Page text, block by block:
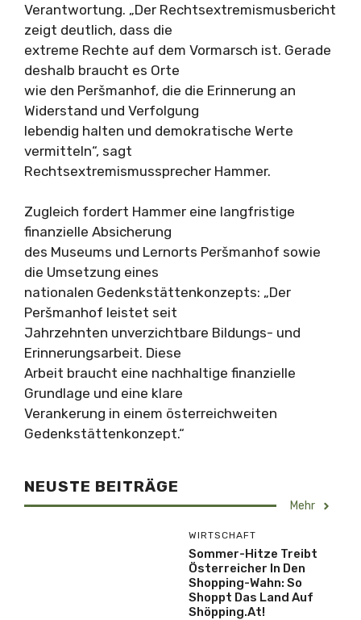
Verantwortung. „Der Rechtsextremismusbericht
zeigt deutlich, dass die
extreme Rechte auf dem Vormarsch ist. Gerade
deshalb braucht es Orte
wie den Peršmanhof, die die Erinnerung an
Widerstand und Verfolgung
lebendig halten und demokratische Werte
vermitteln“, sagt
Rechtsextremismussprecher Hammer.
Zugleich fordert Hammer eine langfristige
finanzielle Absicherung
des Museums und Lernorts Peršmanhof sowie
die Umsetzung eines
nationalen Gedenkstättenkonzepts: „Der
Peršmanhof leistet seit
Jahrzehnten unverzichtbare Bildungs- und
Erinnerungsarbeit. Diese
Arbeit braucht eine nachhaltige finanzielle
Grundlage und eine klare
Verankerung in einem österreichweiten
Gedenkstättenkonzept.“
NEUSTE BEITRÄGE
Mehr
WIRTSCHAFT
Sommer-Hitze Treibt
Österreicher In Den
Shopping-Wahn: So
Shoppt Das Land Auf
Shöpping.at!